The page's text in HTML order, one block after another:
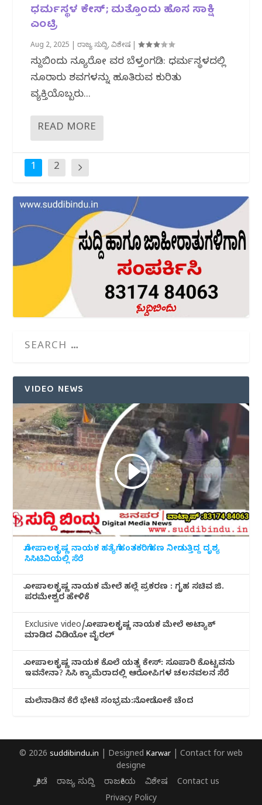
ಧರ್ಮಸ್ಥಳ ಕೇಸ್; ಮತ್ತೊಂದು ಹೊಸ ಸಾಕ್ಷಿ
ಎಂಟ್ರಿ
Aug 2, 2025 |ರಾಜ್ಯ ಸುದ್ದಿ,ವಿಶೇಷ |
ಸುದ್ದಿಬಿಂದು ನ್ಯೂರೋ ವರದಿ ಬೆಳ್ತಂಗಡಿ: ಧರ್ಮಸ್ಥಳದಲ್ಲಿ
ನೂರಾರು ಶವಗಳನ್ನು ಹೂತಿರುವ ಕುರಿತು
ವ್ಯಕ್ತಿಯೊಬ್ಬರು...
READ MORE
1 2
VIDEO NEWS
ಗೋಪಾಲಕೃಷ್ಣ ನಾಯಕ ಹತ್ಯೆಗೆ ಹಂತಕರಿಗೆ ಹಣ ನೀಡುತ್ತಿದ್ದ ದೃಶ್ಯ
ಸಿಸಿಟಿವಿಯಲ್ಲಿ ಸೆರೆ
ಗೋಪಾಲಕೃಷ್ಣ ನಾಯಕ ಮೇಲೆ ಹಲ್ಲೆ ಪ್ರಕರಣ : ಗೃಹ ಸಚಿವ ಜಿ.
ಪರಮೇಶ್ವರ ಹೇಳಿಕೆ
Exclusive video/ಗೋಪಾಲಕೃಷ್ಣ ನಾಯಕ ಮೇಲೆ ಅಟ್ಯಾಕ್
ಮಾಡಿದ ವಿಡಿಯೋ ವೈರಲ್
ಗೋಪಾಲಕೃಷ್ಣ ನಾಯಕ ಕೊಲೆ ಯತ್ನ ಕೇಸ್: ಸೂಪಾರಿ ಕೊಟ್ಟವನು
ಇವನೇನಾ? ಸಿಸಿ ಕ್ಯಾಮೆರಾದಲ್ಲಿ ಆರೋಪಿಗಳ ಚಲನವಲನ ಸೆರೆ
ಮಲೆನಾಡಿ‌ನ ಕೆರೆ ಭೇಟೆ ಸಂಭ್ರಮ:ನೋಡೋಕೆ ಚೆಂದ
© 2026 suddibindu.in | Designed Karwar | Contact for web
designe
ಕ್ರೀಡೆ
ರಾಜ್ಯ ಸುದ್ದಿ ರಾಜಕೀಯ ವಿಶೇಷ
Contact us
Privacy Policy